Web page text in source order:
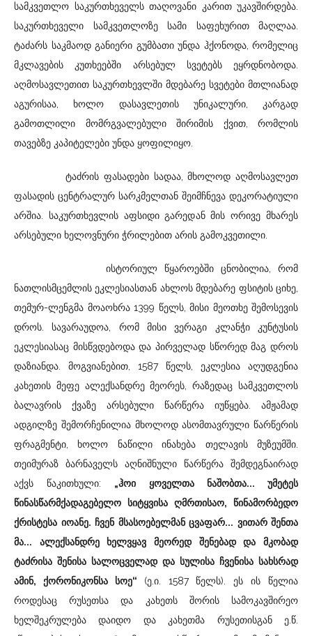
სამკვეთლო საკურთხეველს თაღოვანი კარით უკავშირდება.
საკურთხეველი სამკვეთლოზე სამი საფეხურით მაღლაა.
ტაძარს საკმაოდ განიერი გუმბათი უნდა ჰქონოდა, რომელიც
მკლავების კუთხეებში არსებულ სვეტებს ეყრდნობოდა.
აღმოსავლეთით საკურთხევლში მდებარე სვეტები მთლიანად
აგურისაა, ხოლო დასავლეთის უნიკალური, კარგად
გამოთლილი მომრგვალებული შირიმის ქვით, რომლის
თავებზე კაპიტელები უნდა ყოფილიყო.
ტაძრის ფასადები სადაა, მხოლოდ აღმოსავლეთ
ფასადის ცენტრალურ სარკმელთან შეიმჩნევა დეკორატიული
არშია. საკურთხევლის აფსიდი გარედან მის ორივე მხარეს
არსებული ხელოვნური ჭრილებით არის გამოკვეთილი.
ისტორიულ წყაროებში ცნობილია, რომ
ნათლისმცემლის ეკლესიასთან ახლოს მდებარე ფსიტის ციხე,
თემურ-ლენგმა მოაოხრა 1399 წელს, მისი მეოთხე შემოსევის
დროს. სავარაუდოა, რომ მისი ვერაგი კლანჭი კუნტუსის
ეკლესიასაც მისწვდებოდა და პირველად სწორედ მაგ დროს
დაზიანდა. მოგვიანებით, 1587 წელს, ეკლესია აღუდგენია
კახეთის მეფე ალექსანდრე მეორეს, რაზედაც სამკვეთლოს
ბალავრის ქვაზე არსებული წარწერა იუწყება. ამჟამად
ადგილზე შემორჩენილია მხოლოდ ასომთავრული წარწერის
ფრაგმენტი, ხოლო ნაწილი ინახება თელავის მუზეუმში.
თეიმურაზ ბარნაველს აღნიშნული წარწერა შემდეგნაირად
აქვს წაკითხული: „ჰოი ყოველთა ნაშობთა... უმეტეს
წინასწარმქადაგებელო სიტყვისა ღმრთისაო, წინამორბედო
ქრისტესა იოანე. ჩვენ მსასოებელმან ცვაფარ... ვითარ შენთა
მა... ალექსანდრე ხელვყავ მეორედ შენებად და მკობად
ტაძრისა შენისა სალოცველად და სულისა ჩვენისა სახსრად
ამინ, ქორონიკონსა სოე“ (ე.ი. 1587 წელს). ეს ის წელია
როდესაც რუსეთსა და კახეთს შორის სამოკავშირეო
ხელშეკრულება დაიდო და კახეთმა რუსეთისგან ე.წ.